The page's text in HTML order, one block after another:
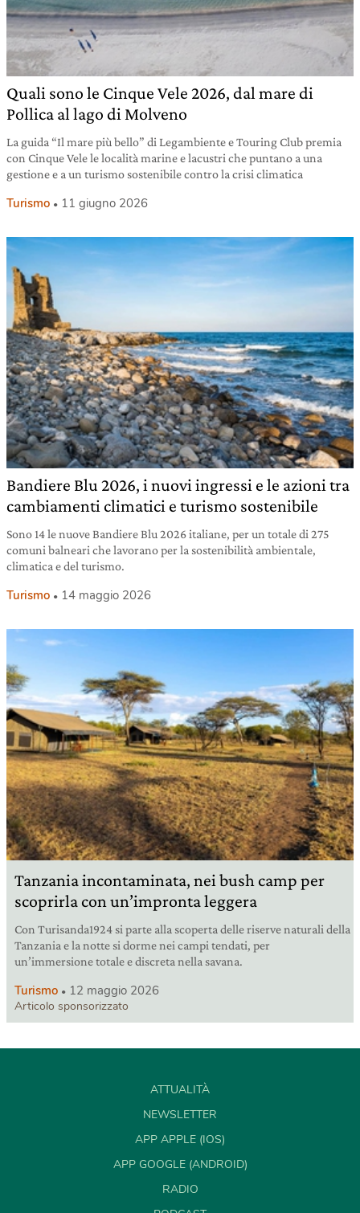
Quali sono le Cinque Vele 2026, dal mare di
Pollica al lago di Molveno
La guida “Il mare più bello” di Legambiente e Touring Club premia
con Cinque Vele le località marine e lacustri che puntano a una
gestione e a un turismo sostenibile contro la crisi climatica
Turismo 11 giugno 2026
Bandiere Blu 2026, i nuovi ingressi e le azioni tra
cambiamenti climatici e turismo sostenibile
Sono 14 le nuove Bandiere Blu 2026 italiane, per un totale di 275
comuni balneari che lavorano per la sostenibilità ambientale,
climatica e del turismo.
Turismo 14 maggio 2026
Tanzania incontaminata, nei bush camp per
scoprirla con un’impronta leggera
Con Turisanda1924 si parte alla scoperta delle riserve naturali della
Tanzania e la notte si dorme nei campi tendati, per
un’immersione totale e discreta nella savana.
Turismo 12 maggio 2026
Articolo sponsorizzato
ATTUALITÀ
NEWSLETTER
APP APPLE (IOS)
APP GOOGLE (ANDROID)
RADIO